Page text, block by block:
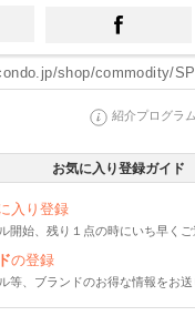
紹介プログラ
お気に入り登録ガイド
入り登録
開始、残り１点の時にいち早く
の登録
等、ブランドのお得な情報をお送